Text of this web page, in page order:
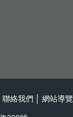
聯絡我們 網站導覽